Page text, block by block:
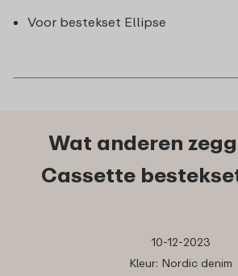
Voor bestekset Ellipse
Wat anderen
Cassette
10-12-2023
Kleur: Nordic denim